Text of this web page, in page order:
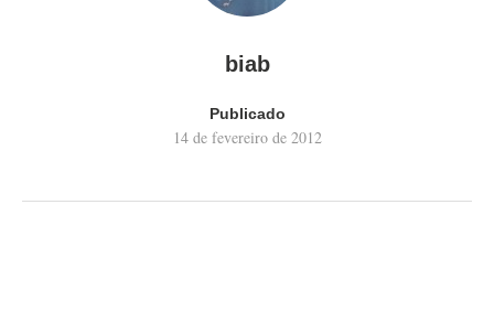
biab
Publicado
14 de fevereiro de 2012